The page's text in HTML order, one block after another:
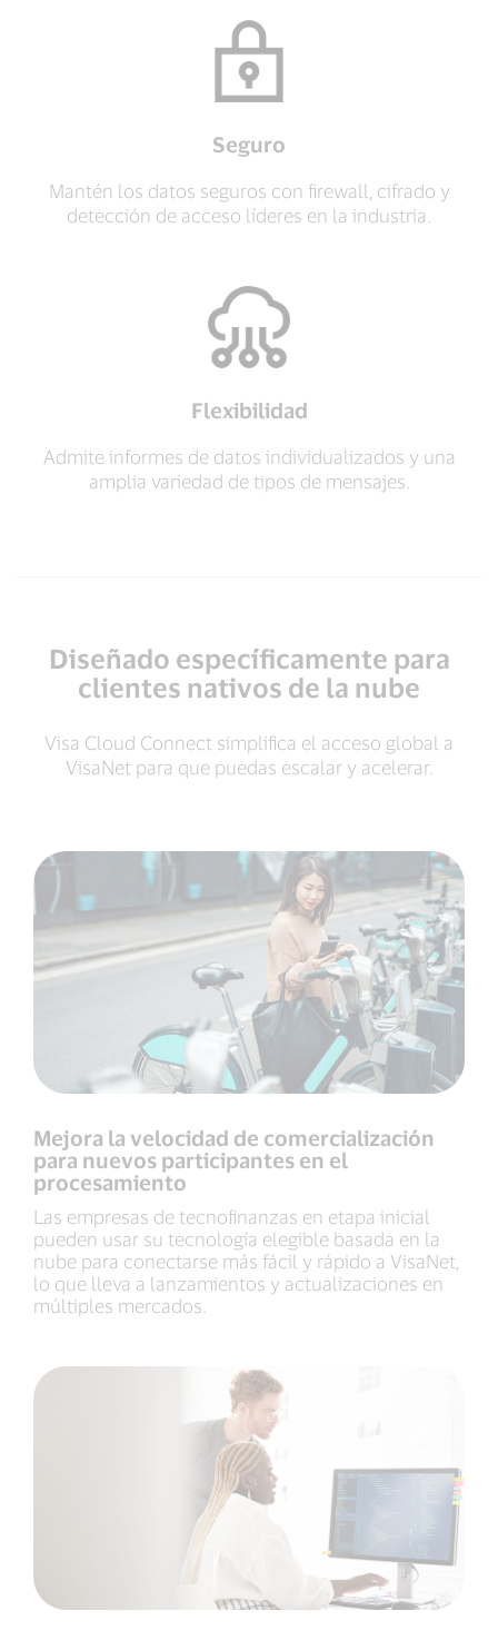
Seguro
Mantén los datos seguros con firewall, cifrado y
detección de acceso líderes en la industria.
Flexibilidad
Admite informes de datos individualizados y una
amplia variedad de tipos de mensajes.
Diseñado específicamente para
clientes nativos de la nube
Visa Cloud Connect simplifica el acceso global a
VisaNet para que puedas escalar y acelerar.
Mejora la velocidad de comercialización
para nuevos participantes en el
procesamiento
Las empresas de tecnofinanzas en etapa inicial
pueden usar su tecnología elegible basada en la
nube para conectarse más fácil y rápido a VisaNet,
lo que lleva a lanzamientos y actualizaciones en
múltiples mercados.